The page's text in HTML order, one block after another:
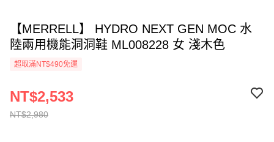
【MERRELL】 HYDRO NEXT GEN MOC 水
陸兩用機能洞洞鞋 ML008228 女 淺木色
超取滿NT$490免運
NT$2,980
NT$2,533